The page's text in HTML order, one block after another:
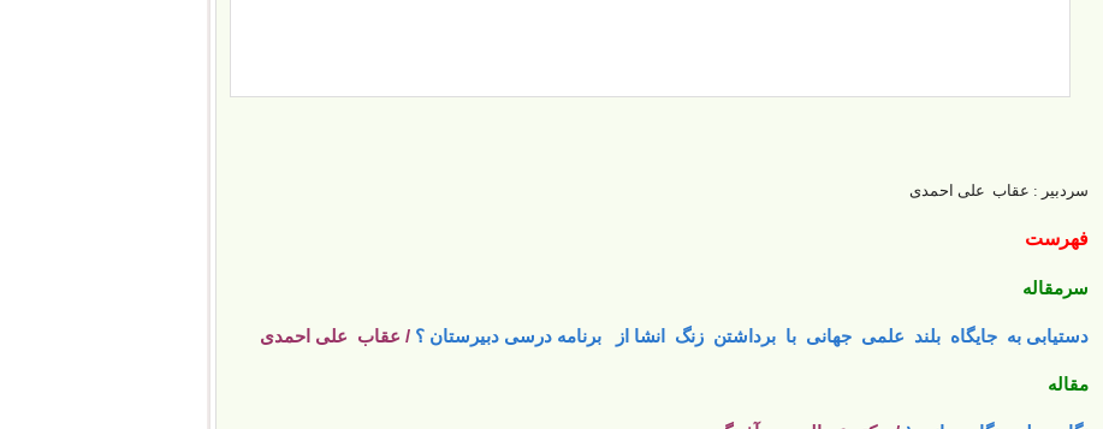
سردبیر : عقاب علی احمدی
فهرست
سرمقاله
دستیابی به جایگاه بلند علمی جهانی با برداشتن زنگ انشا از برنامه درسی دبیرستان ؟ / عقاب علی احمدی
مقاله